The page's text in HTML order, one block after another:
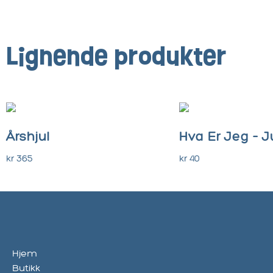
Lignende produkter
Årshjul
kr 365
Hva Er Jeg –
kr 40
Hjem
Butikk